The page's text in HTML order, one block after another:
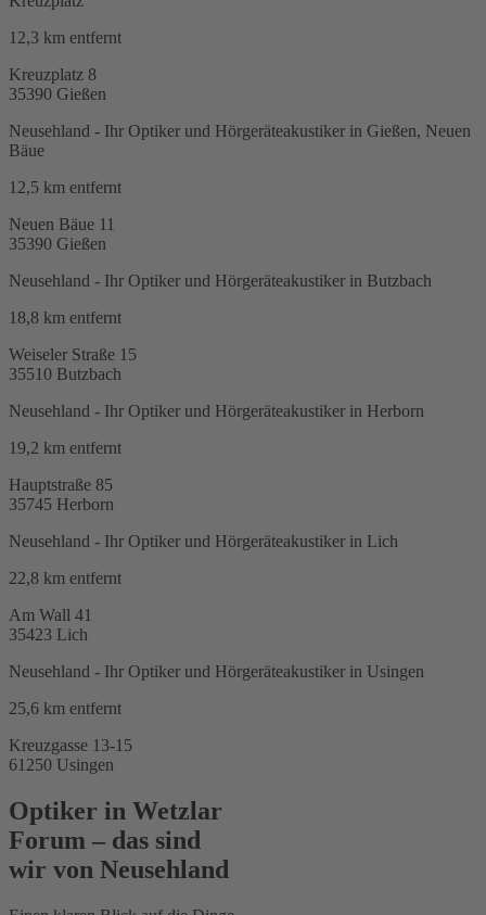
12,3 km entfernt
Kreuzplatz 8
35390 Gießen
Neusehland - Ihr Optiker und Hörgeräteakustiker in Gießen, Neuen
Bäue
12,5 km entfernt
Neuen Bäue 11
35390 Gießen
Neusehland - Ihr Optiker und Hörgeräteakustiker in Butzbach
18,8 km entfernt
Weiseler Straße 15
35510 Butzbach
Neusehland - Ihr Optiker und Hörgeräteakustiker in Herborn
19,2 km entfernt
Hauptstraße 85
35745 Herborn
Neusehland - Ihr Optiker und Hörgeräteakustiker in Lich
22,8 km entfernt
Am Wall 41
35423 Lich
Neusehland - Ihr Optiker und Hörgeräteakustiker in Usingen
25,6 km entfernt
Kreuzgasse 13-15
61250 Usingen
Optiker in Wetzlar
Forum – das sind
wir von Neusehland